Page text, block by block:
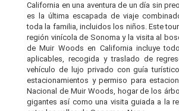
California en una aventura de un día sin
es la última escapada de viaje
toda la familia, incluidos los niños. Este
región vinícola de Sonoma y la visita al
de Muir Woods en California incluye
aplicables, recogida y traslado de
vehículo de lujo privado con guía
estacionamientos y permiso para
Nacional de Muir Woods, hogar de los
gigantes así como una visita guiada a la